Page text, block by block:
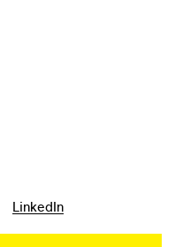
LinkedIn